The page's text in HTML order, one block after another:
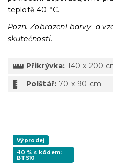
teplotě 40 °C.
Pozn. Zobrazení barvy a
skutečnosti.
Přikrývka: 140 x 200
Polštář: 70 x 90 cm
Výprodej
-10 % s kódem:
BTS10